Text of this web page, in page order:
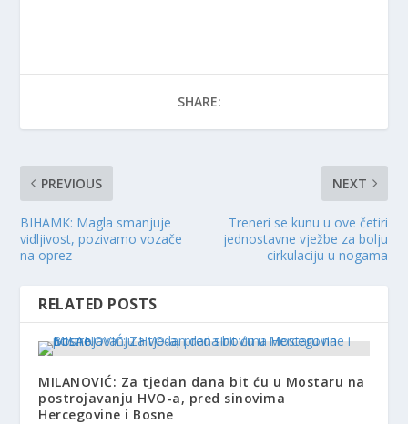
SHARE:
PREVIOUS
BIHAMK: Magla smanjuje
vidljivost, pozivamo vozače
na oprez
NEXT
Treneri se kunu u ove četiri
jednostavne vježbe za bolju
cirkulaciju u nogama
RELATED POSTS
MILANOVIĆ: Za tjedan dana bit ću u Mostaru na
postrojavanju HVO-a, pred sinovima
Hercegovine i Bosne